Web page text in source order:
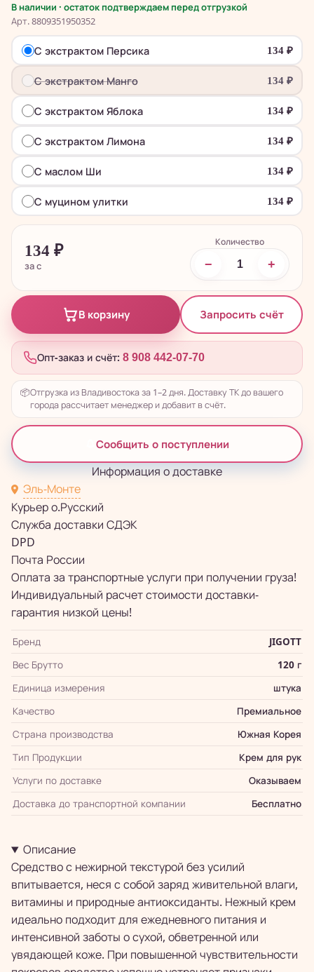
В наличии · остаток подтверждаем перед отгрузкой
Арт. 8809351950352
С экстрактом Персика 134 ₽
С экстрактом Манго 134 ₽
С экстрактом Яблока 134 ₽
С экстрактом Лимона 134 ₽
С маслом Ши 134 ₽
С муцином улитки 134 ₽
134 ₽
за с
Количество
− +
В корзину Запросить счёт
Опт-заказ и счёт: 8 908 442-07-70
📦Отгрузка из Владивостока за 1–2 дня. Доставку ТК до вашего
города рассчитает менеджер и добавит в счёт.
Сообщить о поступлении
Информация о доставке
Эль-Монте
Курьер о.Русский
Служба доставки СДЭК
DPD
Почта России
Оплата за транспортные услуги при получении груза!
Индивидуальный расчет стоимости доставки-
гарантия низкой цены!
Бренд
JIGOTT
Вес Брутто
120 г
Единица измерения
штука
Качество
Премиальное
Страна производства
Южная Корея
Тип Продукции
Крем для рук
Услуги по доставке
Оказываем
Доставка до транспортной компании
Бесплатно
Описание
Средство с нежирной текстурой без усилий
впитывается, неся с собой заряд живительной влаги,
витамины и природные антиоксиданты. Нежный крем
идеально подходит для ежедневного питания и
интенсивной заботы о сухой, обветренной или
увядающей коже. При повышенной чувствительности